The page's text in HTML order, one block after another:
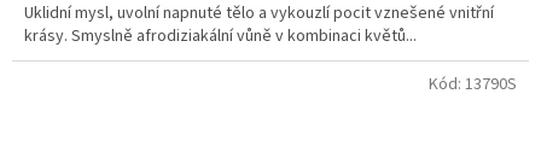
z
5
hvězdiček.
Uklidní mysl, uvolní napnuté tělo a vykouzlí pocit vznešené vnitřní
krásy. Smyslně afrodiziakální vůně v kombinaci květů...
Kód: 13790S